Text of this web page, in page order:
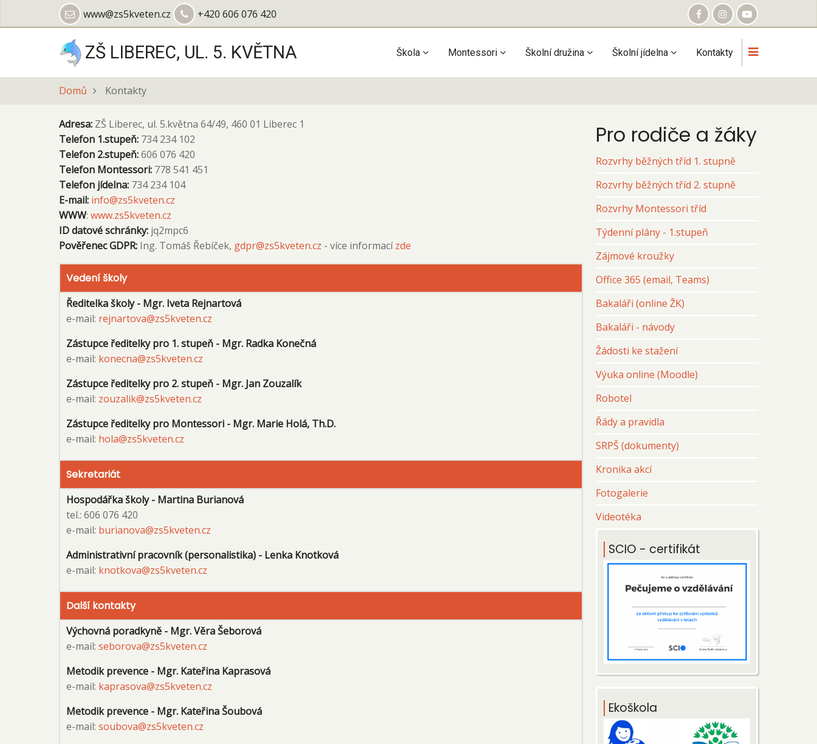
www@zs5kveten.cz +420 606 076 420
ZŠ LIBEREC, UL. 5. KVĚTNA
Main
navigation
Škola Montessori Školní družina Školní jídelna Kontakty
Domů Kontakty
Adresa: ZŠ Liberec, ul. 5.května 64/49, 460 01 Liberec 1
Telefon 1.stupeň: 734 234 102
Telefon 2.stupeň:606 076 420
Telefon Montessori: 778 541 451
Telefon jídelna: 734 234 104
E-mail: info@zs5kveten.cz
WWW: www.zs5kveten.cz
ID datové schránky: jq2mpc6
Pověřenec GDPR: Ing. Tomáš Řebíček, gdpr@zs5kveten.cz - více informacízde
Vedení školy
Ředitelka školy - Mgr. Iveta Rejnartová
e-mail: rejnartova@zs5kveten.cz
Zástupce ředitelky pro 1. stupeň - Mgr. Radka Konečná
e-mail: konecna@zs5kveten.cz
Zástupce ředitelky pro 2. stupeň - Mgr. Jan Zouzalík
e-mail: zouzalik@zs5kveten.cz
Zástupce ředitelky pro Montessori - Mgr. Marie Holá, Th.D.
e-mail: hola@zs5kveten.cz
Sekretariát
Hospodářka školy - Martina Burianová
tel.: 606 076 420
e-mail: burianova@zs5kveten.cz
Administrativní pracovník (personalistika) - Lenka Knotková
e-mail: knotkova@zs5kveten.cz
Další kontakty
Výchovná poradkyně - Mgr. Věra Šeborová
e-mail: seborova@zs5kveten.cz
Metodik prevence - Mgr. Kateřina Kaprasová
e-mail: kaprasova@zs5kveten.cz
Metodik prevence - Mgr. Kateřina Šoubová
e-mail: soubova@zs5kveten.cz
Pro rodiče a žáky
Rozvrhy běžných tříd 1. stupně
Rozvrhy běžných tříd 2. stupně
Rozvrhy Montessori tříd
Týdenní plány - 1.stupeň
Zájmové kroužky
Office 365 (email, Teams)
Bakaláři (online ŽK)
Bakaláři - návody
Žádosti ke stažení
Výuka online (Moodle)
Robotel
Řády a pravidla
SRPŠ (dokumenty)
Kronika akcí
Fotogalerie
Videotéka
SCIO - certifikát
Ekoškola